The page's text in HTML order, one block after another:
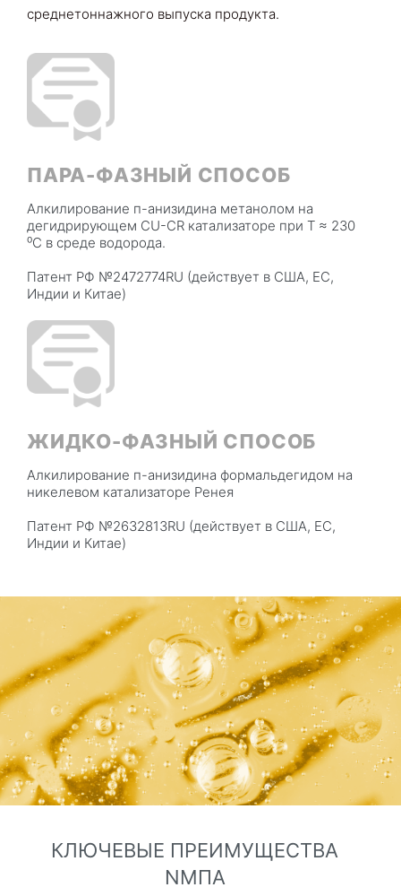
среднетоннажного выпуска продукта.
ПАРА-ФАЗНЫЙ СПОСОБ
Алкилирование п-анизидина метанолом на
дегидрирующем CU-CR катализаторе при T ≈ 230
⁰C в среде водорода.
Патент РФ №2472774RU (действует в США, ЕС,
Индии и Китае)
ЖИДКО-ФАЗНЫЙ СПОСОБ
Алкилирование п-анизидина формальдегидом на
никелевом катализаторе Ренея
Патент РФ №2632813RU (действует в США, ЕС,
Индии и Китае)
КЛЮЧЕВЫЕ ПРЕИМУЩЕСТВА
NMПA